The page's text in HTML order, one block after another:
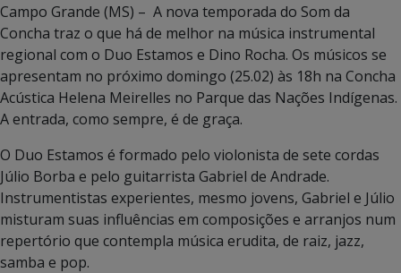
Campo Grande (MS) – A nova temporada do Som da
Concha traz o que há de melhor na música instrumental
regional com o Duo Estamos e Dino Rocha. Os músicos se
apresentam no próximo domingo (25.02) às 18h na Concha
Acústica Helena Meirelles no Parque das Nações Indígenas.
A entrada, como sempre, é de graça.
O Duo Estamos é formado pelo violonista de sete cordas
Júlio Borba e pelo guitarrista Gabriel de Andrade.
Instrumentistas experientes, mesmo jovens, Gabriel e Júlio
misturam suas influências em composições e arranjos num
repertório que contempla música erudita, de raiz, jazz,
samba e pop.